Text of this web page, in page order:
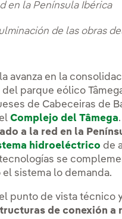
en la Península Ibérica
de las obras
avanza en la
del parque eólico
de Cabeceiras de
Complejo del Tâmega
a la red en la
hidroeléctrico de
se
el sistema lo demanda.
punto de vista técnico
de conexión a